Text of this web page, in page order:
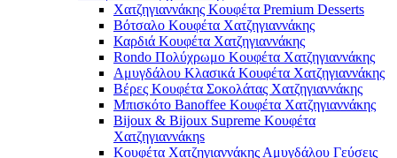
Χατζηγιαννάκης Κουφέτα Premium Desserts
Βότσαλο Κουφέτα Χατζηγιαννάκης
Καρδιά Κουφέτα Χατζηγιαννάκης
Rondo Πολύχρωμο Κουφέτα Χατζηγιαννάκης
Αμυγδάλου Κλασικά Κουφέτα Χατζηγιαννάκης
Βέρες Κουφέτα Σοκολάτας Χατζηγιαννάκης
Μπισκότο Banoffee Κουφέτα Χατζηγιαννάκης
Bijoux & Bijoux Supreme Κουφέτα
Χατζηγιαννάκηs
Κουφέτα Χατζηγιαννάκης Αμυγδάλου Γεύσεις